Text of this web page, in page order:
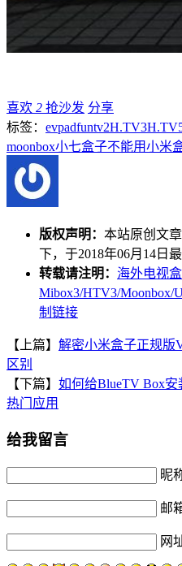
喜欢 2 抢沙发 分享
标签： evpadfuntv2H.TV3
moonbox小七盒子不能用小米
版权声明： 本站原创文
下，于2018年06月14日
转载请注明： 海外电视
Mibox3/HTV3/Moonbox/
制链接
【上篇】 解密小米盒子正规版
区别
【下篇】 如何给BlueTV Box安
热门应用
给我留言
昵
邮
网